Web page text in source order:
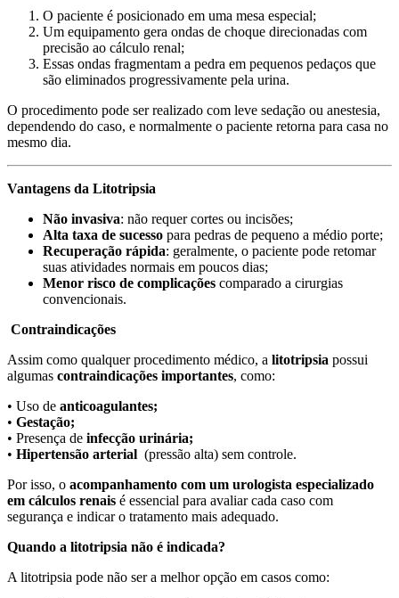
O paciente é posicionado em uma mesa especial;
Um equipamento gera ondas de choque direcionadas com
precisão ao cálculo renal;
Essas ondas fragmentam a pedra em pequenos pedaços que
são eliminados progressivamente pela urina.
O procedimento pode ser realizado com leve sedação ou anestesia,
dependendo do caso, e normalmente o paciente retorna para casa no
mesmo dia.
Vantagens da Litotripsia
Não invasiva: não requer cortes ou incisões;
Alta taxa de sucesso para pedras de pequeno a médio porte;
Recuperação rápida: geralmente, o paciente pode retomar
suas atividades normais em poucos dias;
Menor risco de complicações comparado a cirurgias
convencionais.
Contraindicações
Assim como qualquer procedimento médico, a litotripsia possui
algumas contraindicações importantes, como:
• Uso de anticoagulantes;
• Gestação;
• Presença de infecção urinária;
• Hipertensão arterial (pressão alta) sem controle.
Por isso, o acompanhamento com um urologista especializado
em cálculos renais é essencial para avaliar cada caso com
segurança e indicar o tratamento mais adequado.
Quando a litotripsia não é indicada?
A litotripsia pode não ser a melhor opção em casos como: